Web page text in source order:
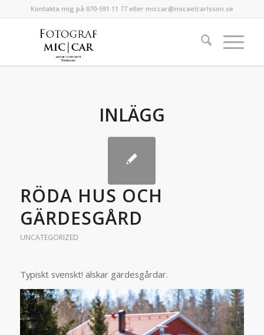
Kontakta mig på 070-591 11 77 eller miccar@micaelcarlsson.se
INLÄGG
RÖDA HUS OCH
GÄRDESGÅRD
UNCATEGORIZED
Typiskt svenskt! älskar gärdesgårdar.